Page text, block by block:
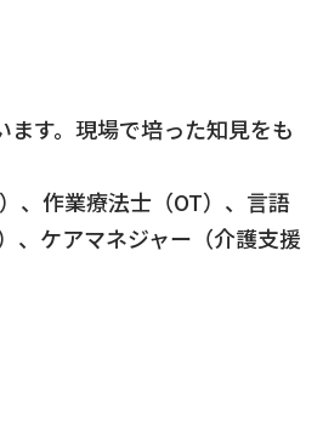
ます。現場で培った知見をも
、作業療法士（OT）、言語
、ケアマネジャー（介護支援